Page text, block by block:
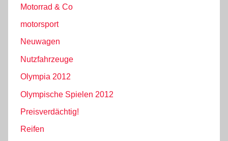
Motorrad & Co
motorsport
Neuwagen
Nutzfahrzeuge
Olympia 2012
Olympische Spielen 2012
Preisverdächtig!
Reifen